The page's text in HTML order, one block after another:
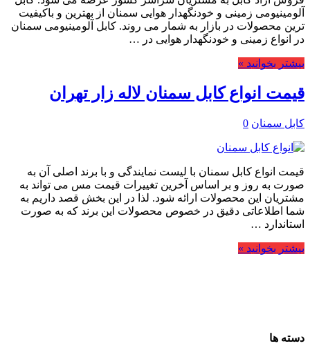
آلومینیومی زمینی و خودنگهدار هوایی سمنان از بهترین و باکیفیت
ترین محصولات در بازار به شمار می روند. کابل آلومینیومی سمنان
در انواع زمینی و خودنگهدار هوایی در …
بیشتر بخوانید »
قیمت انواع کابل سمنان لاله زار تهران
کابل سمنان 0
قیمت انواع کابل سمنان با لیست نمایندگی و با برند اصلی آن به
صورت به روز و بر اساس آخرین تغییرات قیمت مس می تواند به
مشتریان این محصولات ارائه شود. لذا در این بخش قصد داریم به
شما اطلاعاتی دقیق در خصوص محصولات این برند که به صورت
استاندارد …
بیشتر بخوانید »
دسته ها